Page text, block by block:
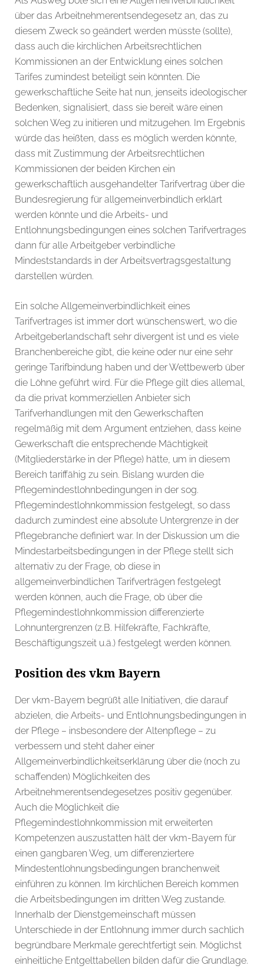
über das Arbeitnehmerentsendegesetz an, das zu
diesem Zweck so geändert werden müsste (sollte),
dass auch die kirchlichen Arbeitsrechtlichen
Kommissionen an der Entwicklung eines solchen
Tarifes zumindest beteiligt sein könnten. Die
gewerkschaftliche Seite hat nun, jenseits ideologischer
Bedenken, signalisiert, dass sie bereit wäre einen
solchen Weg zu initieren und mitzugehen. Im Ergebnis
würde das heißten, dass es möglich werden könnte,
dass mit Zustimmung der Arbeitsrechtlichen
Kommissionen der beiden Kirchen ein
gewerkschaftlich ausgehandelter Tarifvertrag über die
Bundesregierung für allgemeinverbindlich erklärt
werden könnte und die Arbeits- und
Entlohnungsbedingungen eines solchen Tarifvertrages
dann für alle Arbeitgeber verbindliche
Mindeststandards in der Arbeitsvertragsgestaltung
darstellen würden.
Ein solche Allgemeinverbindlichkeit eines
Tarifvertrages ist immer dort wünschenswert, wo die
Arbeitgeberlandschaft sehr divergent ist und es viele
Branchenbereiche gibt, die keine oder nur eine sehr
geringe Tarifbindung haben und der Wettbewerb über
die Löhne geführt wird. Für die Pflege gilt dies allemal,
da die privat kommerziellen Anbieter sich
Tarifverhandlungen mit den Gewerkschaften
regelmäßig mit dem Argument entziehen, dass keine
Gewerkschaft die entsprechende Mächtigkeit
(Mitgliederstärke in der Pflege) hätte, um in diesem
Bereich tariffähig zu sein. Bislang wurden die
Pflegemindestlohnbedingungen in der sog.
Pflegemindestlohnkommission festgelegt, so dass
dadurch zumindest eine absolute Untergrenze in der
Pflegebranche definiert war. In der Diskussion um die
Mindestarbeitsbedingungen in der Pflege stellt sich
alternativ zu der Frage, ob diese in
allgemeinverbindlichen Tarifverträgen festgelegt
werden können, auch die Frage, ob über die
Pflegemindestlohnkommission differenzierte
Lohnuntergrenzen (z.B. Hilfekräfte, Fachkräfte,
Beschäftigungszeit u.ä.) festgelegt werden können.
Position des vkm Bayern
Der vkm-Bayern begrüßt alle Initiativen, die darauf
abzielen, die Arbeits- und Entlohnungsbedingungen in
der Pflege – insbesondere der Altenpflege – zu
verbessern und steht daher einer
Allgemeinverbindlichkeitserklärung über die (noch zu
schaffenden) Möglichkeiten des
Arbeitnehmerentsendegesetzes positiv gegenüber.
Auch die Möglichkeit die
Pflegemindestlohnkommission mit erweiterten
Kompetenzen auszustatten hält der vkm-Bayern für
einen gangbaren Weg, um differenziertere
Mindestentlohnungsbedingungen branchenweit
einführen zu können. Im kirchlichen Bereich kommen
die Arbeitsbedingungen im dritten Weg zustande.
Innerhalb der Dienstgemeinschaft müssen
Unterschiede in der Entlohnung immer durch sachlich
begründbare Merkmale gerechtfertigt sein. Möglichst
einheitliche Entgelttabellen bilden dafür die Grundlage.